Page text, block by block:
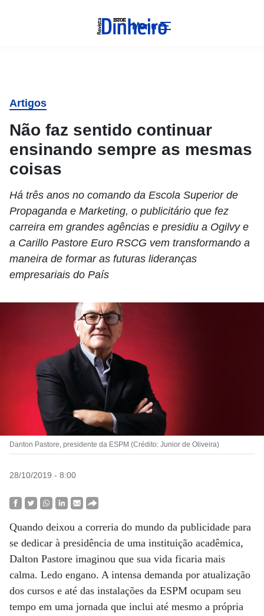
Menu
Artigos
Não faz sentido continuar
ensinando sempre as mesmas
coisas
Há três anos no comando da Escola Superior de
Propaganda e Marketing, o publicitário que fez
carreira em grandes agências e presidiu a Ogilvy e
a Carillo Pastore Euro RSCG vem transformando a
maneira de formar as futuras lideranças
empresariais do País
Danton Pastore, presidente da ESPM (Crédito: Junior de Oliveira)
28/10/2019 - 8:00
Quando deixou a correria do mundo da publicidade para
se dedicar à presidência de uma instituição acadêmica,
Dalton Pastore imaginou que sua vida ficaria mais
calma. Ledo engano. A intensa demanda por atualização
dos cursos e até das instalações da ESPM ocupam seu
tempo em uma jornada que inclui até mesmo a própria